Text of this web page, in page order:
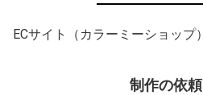
ECサイト（カラーミーショップ
制作の依